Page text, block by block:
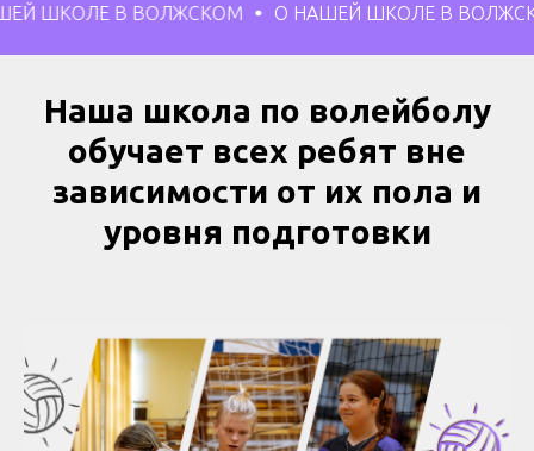
В ВОЛЖСКОМ О НАШЕЙ ШКОЛЕ В ВОЛЖСКОМ О
Наша школа по волейболу
обучает всех ребят вне
зависимости от их пола и
уровня подготовки